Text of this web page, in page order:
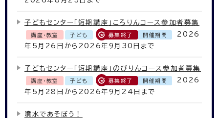
子どもセンター「短期講座」ころりんコース参加者募集
講座・教室 子ども 募集終了 開催期間
2026
年5月26日から2026年9月30日まで
子どもセンター「短期講座」のびりんコース参加者募集
講座・教室 子ども 募集終了 開催期間
2026
年5月28日から2026年9月24日まで
噴水であそぼう！